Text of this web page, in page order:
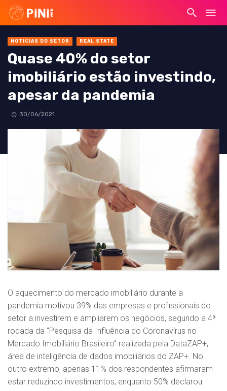
NOTÍCIAS DO SETOR REAL STATE
Quase 40% do setor
imobiliário estão investindo,
apesar da pandemia
30/06/2021
O aquecimento do mercado imobiliário durante a
pandemia motivou 39% das empresas e profissionais do
setor a investirem e ampliarem os negócios, segundo a 4ª
rodada da “Pesquisa da Influência do Coronavírus no
Mercado Imobiliário Brasileiro” realizada pela DataZAP+,
área de inteligência de dados imobiliários do ZAP+. No
outro extremo, apenas 11% dos respondentes afirmaram
estar reduzindo investimentos, enquanto 50% declarou